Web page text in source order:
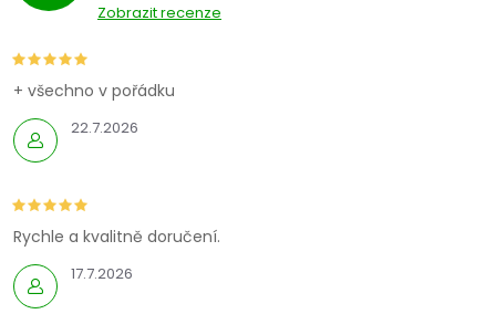
Zobrazit recenze
22.7.2026
+ všechno v pořádku
17.7.2026
Rychle a kvalitně doručení.